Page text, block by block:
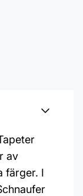
av
färger. I